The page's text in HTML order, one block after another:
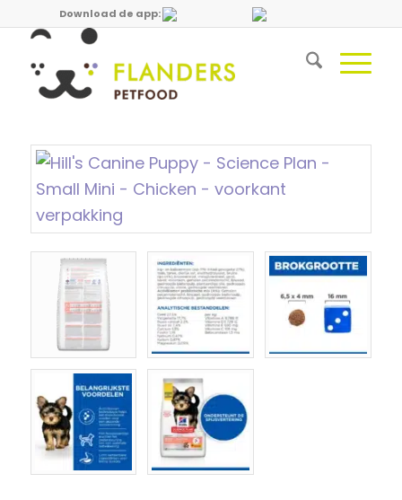
Download de app: